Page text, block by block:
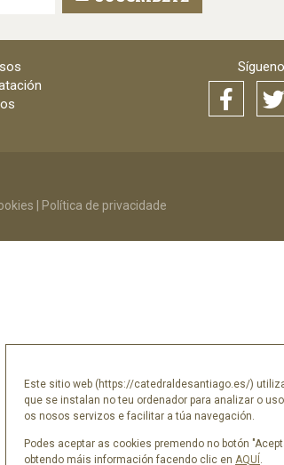
Este sitio web (https://catedraldesantiago.es/)
que se instalan no teu ordenador para analizar o
os nosos servizos e facilitar a túa navegación.
Podes aceptar as cookies premendo no botón
obtendo máis información facendo clic en AQUÍ.
| Política de privacidade